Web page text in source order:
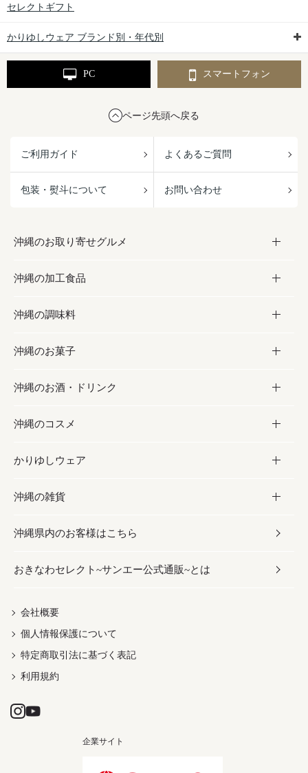
セレクトギフト
かりゆしウェア ブランド別・年代別
PC スマートフォン
ページ先頭へ戻る
ご利用ガイド よくあるご質問
包装・熨斗について お問い合わせ
沖縄のお取り寄せグルメ
お取り寄せグルメ
フルーツ・野菜
お肉
海産物
沖縄の加工食品
加工食品
缶詰／パウチ
沖縄料理
沖縄そば／乾麺
レトルト食品
乾物／粉類
沖縄の調味料
調味料
砂糖／黒砂糖
塩
お酢／ドレッシング
しょうゆ
みそ
だし／スパイス／島唐辛子
沖縄のお菓子
お菓子
黒糖
ちんすこう
伝統菓子
スナック
おつまみ
紅芋
沖縄のお酒・ドリンク
お酒・ドリンク
泡盛
ビール・チューハイ
ワイン・ウィスキー・カクテル
ドリンク
茶葉
沖縄のコスメ
コスメ
スキンケア
ボディケア
ヘアケア
UVケア
かりゆしウェア
かりゆしウェア
メンズ
レディース
沖縄の雑貨
雑貨
沖縄ファッション
伝統工芸品
沖縄県内のお客様はこちら
おきなわセレクト~サンエー公式通販~とは
会社概要
個人情報保護について
特定商取引法に基づく表記
利用規約
企業サイト